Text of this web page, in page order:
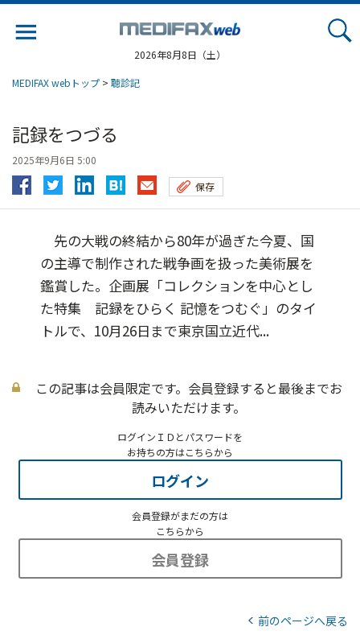
2026年8月8日（土）
MEDIFAX webトップ > 聴診記
記録をつづる
2025年9月6日 5:00
保存
先の大戦の終結から80年が過ぎた今夏、国
の主導で制作された戦争画を扱った美術展を
鑑賞した。企画展「コレクションを中心とし
た特集 記録をひらく 記憶をつむぐ」のタイ
トルで、10月26日まで東京国立近代...
この記事は会員限定です。会員登録すると最後までお
読みいただけます。
ログインＩＤとパスワードを
お持ちの方はこちらから
ログイン
会員登録がまだの方は
こちらから
会員登録
前のページへ戻る